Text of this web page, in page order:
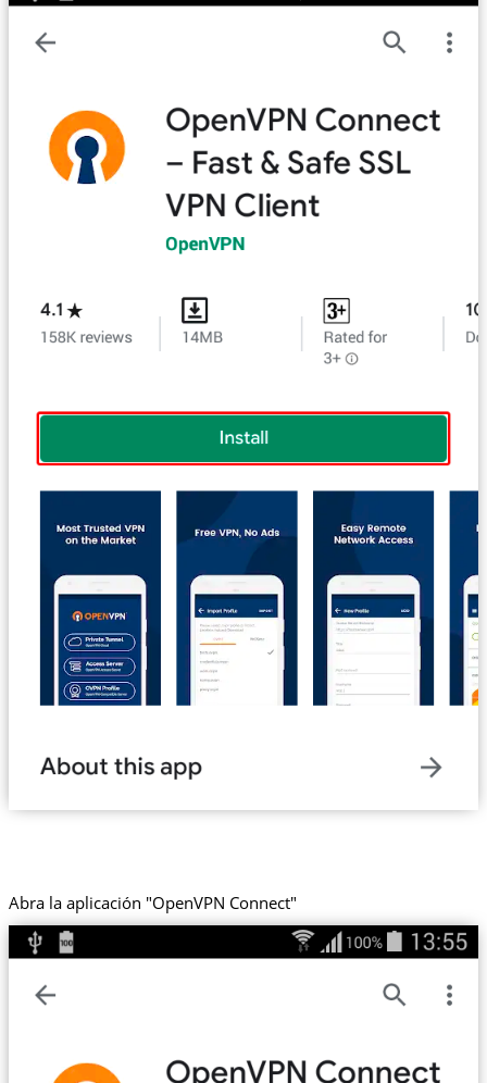
Abra la aplicación "OpenVPN Connect"